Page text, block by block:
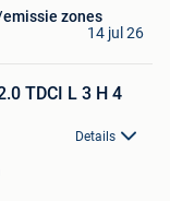
zones
14 jul 26
TDCI L 3 H 4
Details